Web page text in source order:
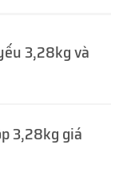
3,28kg và
3,28kg giá